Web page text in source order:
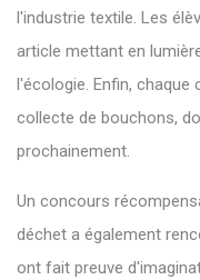
l'industrie textile. Les
article mettant en
l'écologie. Enfin,
collecte de bouchons,
prochainement.
Un concours
déchet a également
ont fait preuve